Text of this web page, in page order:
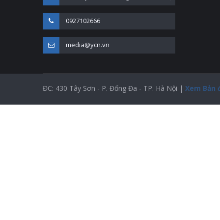
0927102666
media@ycn.vn
ĐC: 430 Tây Sơn - P. Đống Đa - TP. Hà Nội | Xem Bản